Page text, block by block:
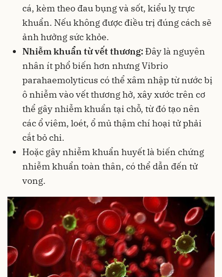
cá, kèm theo đau bụng và sốt, kiểu lỵ trực
khuẩn. Nếu không được điều trị đúng cách sẽ
ảnh hưởng sức khỏe.
Nhiễm khuẩn từ vết thương:Đây là nguyên
nhân ít phổ biến hơn nhưng Vibrio
parahaemolyticus có thể xâm nhập từ nước bị
ô nhiễm vào vết thương hở, xây xước trên cơ
thể gây nhiễm khuẩn tại chỗ, từ đó tạo nên
các ổ viêm, loét, ổ mủ thậm chí hoại tử phải
cắt bỏ chi.
Hoặc gây nhiễm khuẩn huyết là biến chứng
nhiễm khuẩn toàn thân, có thể dẫn đến tử
vong.